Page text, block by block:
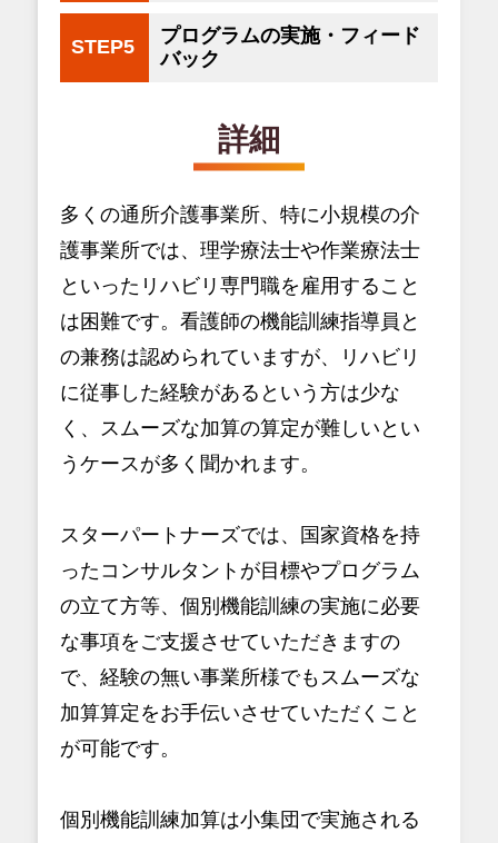
STEP5
プログラムの実施・フィード
バック
詳細
多くの通所介護事業所、特に小規模の介
護事業所では、理学療法士や作業療法士
といったリハビリ専門職を雇用すること
は困難です。看護師の機能訓練指導員と
の兼務は認められていますが、リハビリ
に従事した経験があるという方は少な
く、スムーズな加算の算定が難しいとい
うケースが多く聞かれます。
スターパートナーズでは、国家資格を持
ったコンサルタントが目標やプログラム
の立て方等、個別機能訓練の実施に必要
な事項をご支援させていただきますの
で、経験の無い事業所様でもスムーズな
加算算定をお手伝いさせていただくこと
が可能です。
個別機能訓練加算は小集団で実施される